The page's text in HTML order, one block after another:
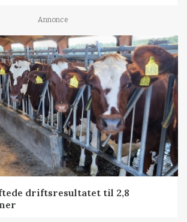
Annonce
driftsresultatet til 2,8